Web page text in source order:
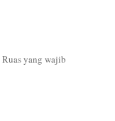
Ruas yang wajib